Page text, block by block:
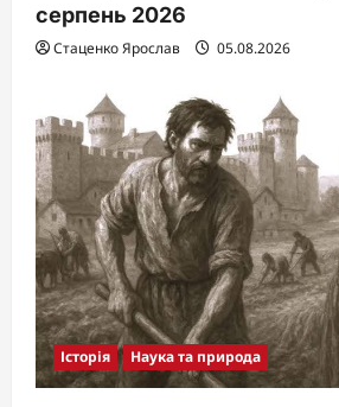
серпень 2026
Стаценко Ярослав 05.08.2026
Історія Наука та природа